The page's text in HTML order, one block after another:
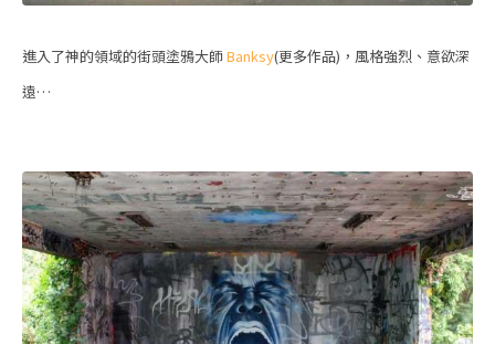
進入了神的領域的街頭塗鴉大師 Banksy(更多作品)，風格強烈、意欲深
遠…